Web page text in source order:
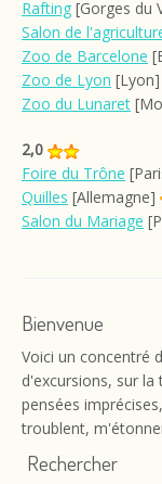
Rafting [Gorges du
Salon de
Zoo de Barcelone
Zoo de Lyon [Lyon]
Zoo du Lunaret
2,0
Foire du Trône
Quilles [Allemagne]
Salon du Mariage
Bienvenue
Voici un concentré
d'excursions, sur la
pensées
troublent,
Rechercher